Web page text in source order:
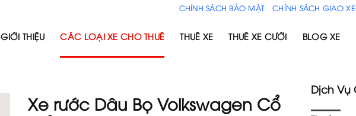
CHÍNH SÁCH BẢO MẬT CHÍNH SÁCH GIAO XE
GIỚI THIỆU CÁC LOẠI XE CHO THUÊ THUÊ XE THUÊ XE CƯỚI BLOG XE
Xe rước Dâu Bọ Volkswagen Cổ
Dịch Vụ